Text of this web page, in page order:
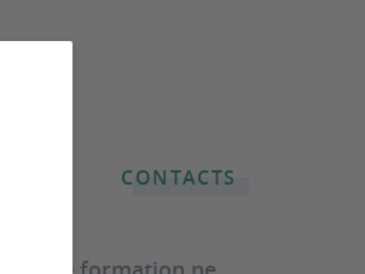
CONTACTS